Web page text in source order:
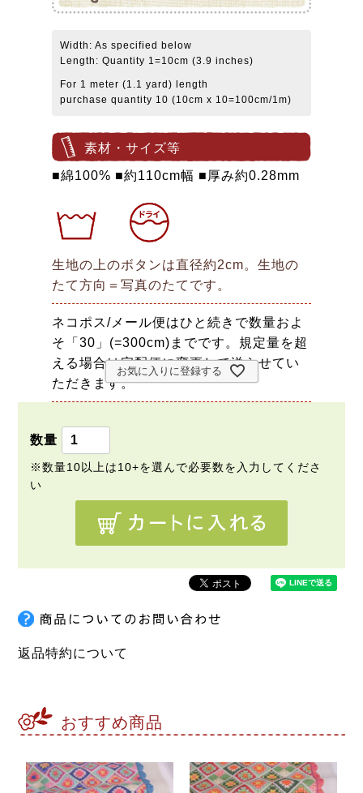
Width: As specified below
Length: Quantity 1=10cm (3.9 inches)
For 1 meter (1.1 yard) length
purchase quantity 10 (10cm x 10=100cm/1m)
素材・サイズ等
■綿100% ■約110cm幅 ■厚み約0.28mm
生地の上のボタンは直径約2cm。生地の
たて方向＝写真のたてです。
ネコポス/メール便はひと続きで数量およ
そ「30」(=300cm)までです。規定量を超
える場合は宅配便に変更して送らせてい
ただきます。
お気に入りに登録する
返品特約について
おすすめ商品